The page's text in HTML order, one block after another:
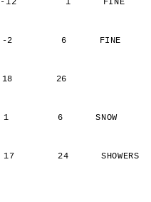
-12         1      FINE
-2         6      FINE
18        26
1         6      SNOW
24      SHOWERS